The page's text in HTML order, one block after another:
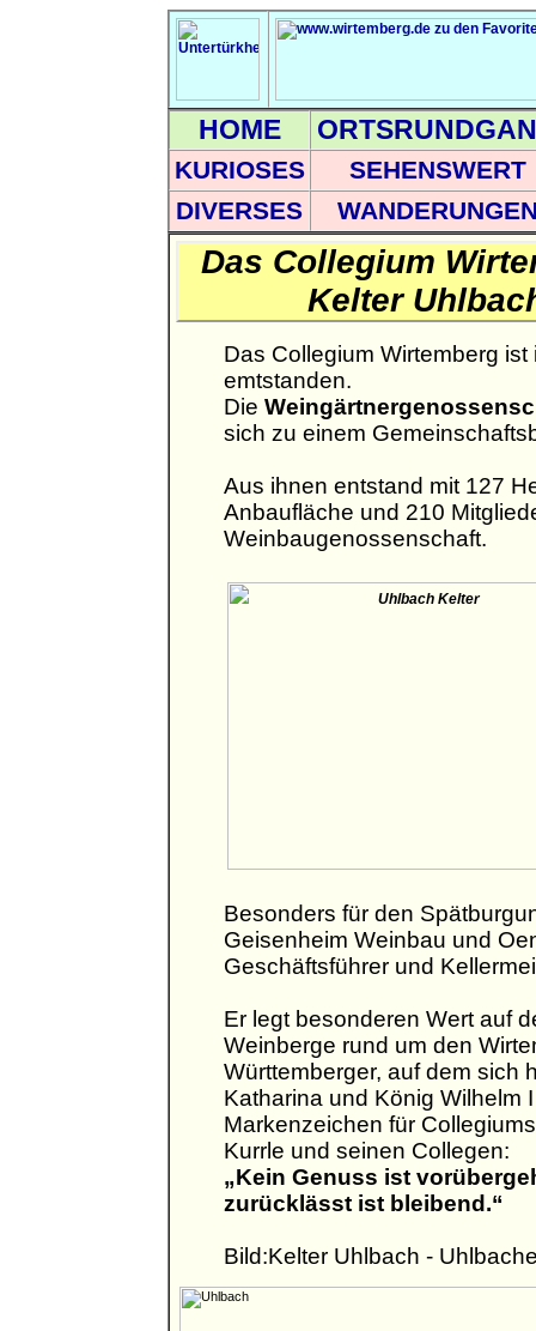
HOME
KURIOSES
SEHENSWERT
DIVERSES
Das Collegium
Kelter
Das Collegium Wirtemberg ist
emtstanden.
Die
sich zu einem
Aus ihnen entstand mit 127
Anbaufläche und 210
Weinbaugenossenschaft.
Besonders für den
Geisenheim Weinbau und
Geschäftsführer und
Er legt besonderen Wert auf
Weinberge rund um den
Württemberger, auf dem sich
Katharina und König Wilhelm
Markenzeichen für
Kurrle und seinen Collegen:
„Kein Genuss ist
zurücklässt ist bleibend.“
Bild:Kelter Uhlbach -